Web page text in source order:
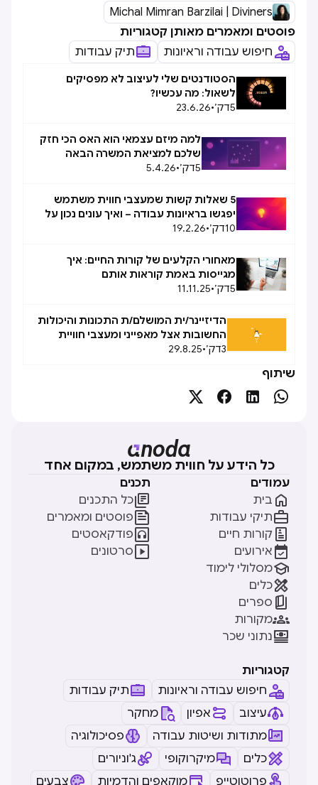
Michal Mimran Barzilai | Diviners
פוסטים ומאמרים מאותן קטגוריות
חיפוש עבודה וראיונות
תיק עבודות
הסטודנטים שלי לעיצוב לא מפסיקים
לשאול: מה עכשיו?
5דק׳•
23.6.26
למה מיזם עצמאי הוא האס הכי חזק
שלכם למציאת המשרה הבאה
5דק׳•
5.4.26
5 שאלות קשות שמעצבי חווית משתמש
יפגשו בראיונות עבודה – ואיך עונים נכון על
כל שאלה
10דק׳•
19.2.26
מאחורי הקלעים של קורות החיים: איך
מגייסות באמת קוראות אותם
5דק׳•
11.11.25
הדיזיינר/ית המושלם/ת התכונות והיכולות
החשובות אצל מאפייני ומעצבי חוויית
משתמש
3דק׳•
29.8.25
שיתוף




כל הידע על חווית משתמש, במקום אחד
עמודים
בית 
תיקי עבודות
קורות חיים 
אירועים 
מסלולי לימוד
כלים
ספרים 
מקורות
נתוני שכר
תכנים
כל התכנים
פוסטים ומאמרים
פודקאסטים
סרטונים
קטגוריות
חיפוש עבודה וראיונות
תיק עבודות
עיצוב
אפיון
מחקר
מתודות ושיטות עבודה
פסיכולוגיה
כלים
מיקרוקופי
ג'וניורים
פרוטוטייפ
מוקאפים והדמיות צבעים